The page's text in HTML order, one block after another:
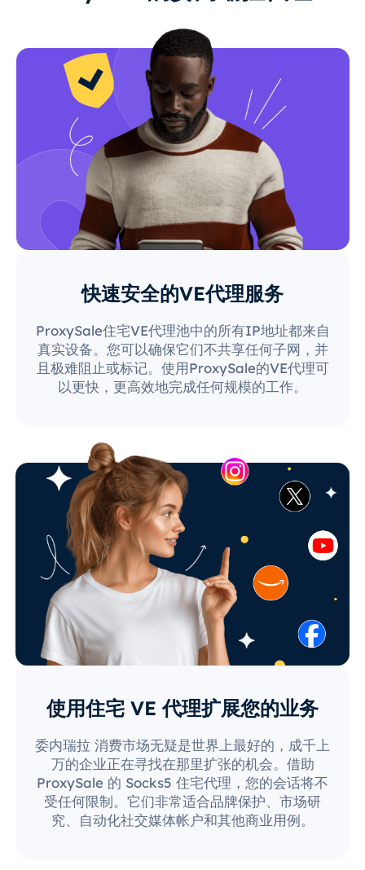
快速安全的VE代理服务
ProxySale住宅VE代理池中的所有IP地址都来自
真实设备。您可以确保它们不共享任何子网，并
且极难阻止或标记。使用ProxySale的VE代理可
以更快，更高效地完成任何规模的工作。
使用住宅 VE 代理扩展您的业务
委内瑞拉 消费市场无疑是世界上最好的，成千上
万的企业正在寻找在那里扩张的机会。借助
ProxySale 的 Socks5 住宅代理，您的会话将不
受任何限制。它们非常适合品牌保护、市场研
究、自动化社交媒体帐户和其他商业用例。